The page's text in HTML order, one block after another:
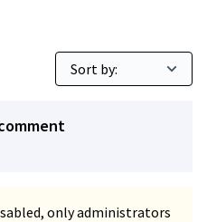
only administrators